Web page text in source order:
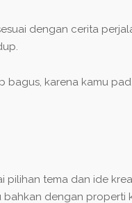
dengan cerita
karena kamu
tema dan ide
dengan properti